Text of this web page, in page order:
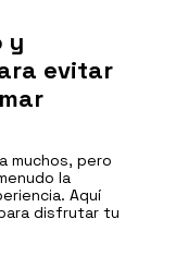
y
evitar
muchos, pero
la
Aquí
disfrutar tu